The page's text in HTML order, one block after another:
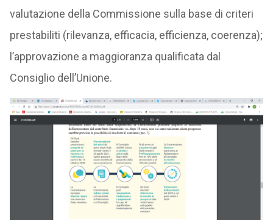
valutazione della Commissione sulla base di criteri
prestabiliti (rilevanza, efficacia, efficienza, coerenza);
l’approvazione a maggioranza qualificata dal
Consiglio dell’Unione.